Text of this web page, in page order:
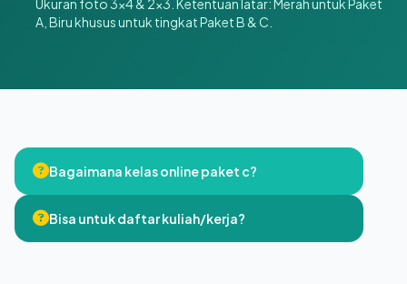
Ukuran foto 3x4 & 2x3. Ketentuan latar: Merah untuk Paket
A, Biru khusus untuk tingkat Paket B & C.
Bagaimana kelas online paket c?
Bisa untuk daftar kuliah/kerja?